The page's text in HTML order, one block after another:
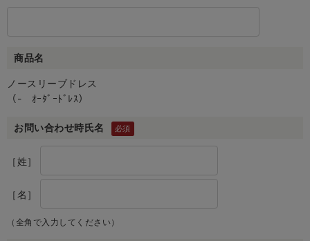
商品名
ノースリーブドレス
（- ｵｰﾀﾞｰﾄﾞﾚｽ）
お問い合わせ時氏名
［姓］
［名］
（全角で入力してください）